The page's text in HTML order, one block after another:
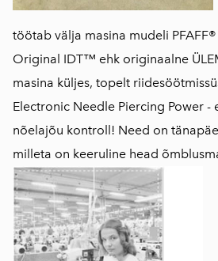
töötab välja masina mudeli
Original IDT™ ehk originaalne
masina küljes, topelt
Electronic Needle Piercing Power -
nõelajõu kontroll! Need on
milleta on keeruline head